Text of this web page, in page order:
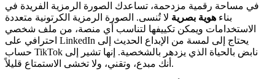
في مساحة رقمية مزدحمة، تساعدك الصورة الرمزية الفريدة في
بناء هوية بصرية لا تُنسى. الصورة الرمزية الكرتونية متعددة
الاستخدامات ويمكن تكييفها لتناسب أي منصة، من ملف شخصي
احترافي على LinkedIn يحتاج إلى لمسة من الإبداع الحديث إلى
حساب TikTok نابض بالحياة الذي يزدهر بالشخصية. إنها تشير إلى
أنك مبدع، وتقني، ولا تخشى الاستمتاع قليلاً.